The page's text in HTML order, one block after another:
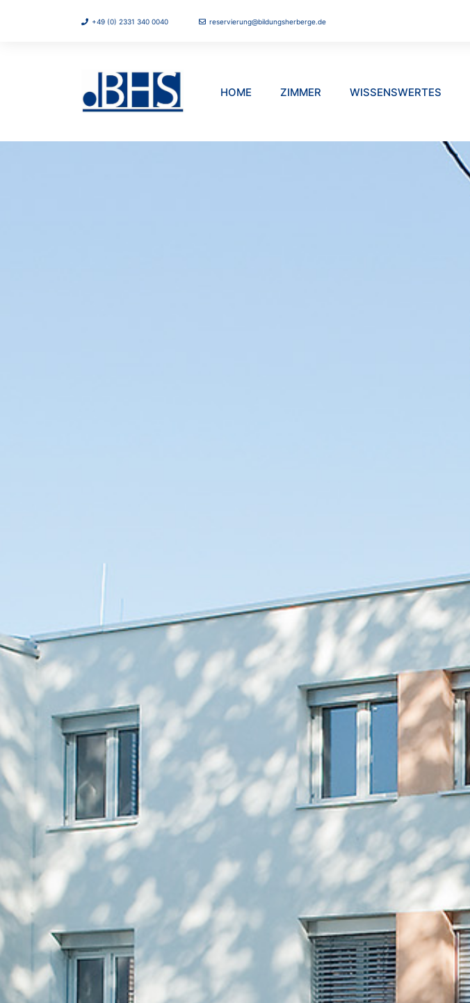
+49 (0) 2331 340 0040 reservierung@bildungsherberge.de
HOME ZIMMER WISSENSWERTES